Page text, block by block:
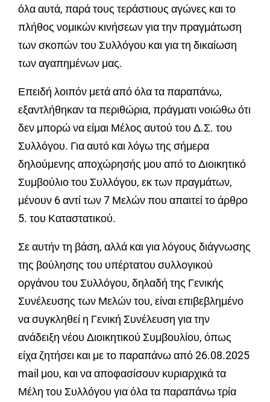
όλα αυτά, παρά τους τεράστιους αγώνες και το
πλήθος νομικών κινήσεων για την πραγμάτωση
των σκοπών του Συλλόγου και για τη δικαίωση
των αγαπημένων μας.
Επειδή λοιπόν μετά από όλα τα παραπάνω,
εξαντλήθηκαν τα περιθώρια, πράγματι νοιώθω ότι
δεν μπορώ να είμαι Μέλος αυτού του Δ.Σ. του
Συλλόγου. Για αυτό και λόγω της σήμερα
δηλούμενης αποχώρησής μου από το Διοικητικό
Συμβούλιο του Συλλόγου, εκ των πραγμάτων,
μένουν 6 αντί των 7 Μελών που απαιτεί το άρθρο
5. του Καταστατικού.
Σε αυτήν τη βάση, αλλά και για λόγους διάγνωσης
της βούλησης του υπέρτατου συλλογικού
οργάνου του Συλλόγου, δηλαδή της Γενικής
Συνέλευσης των Μελών του, είναι επιβεβλημένο
να συγκληθεί η Γενική Συνέλευση για την
ανάδειξη νέου Διοικητικού Συμβουλίου, όπως
είχα ζητήσει και με το παραπάνω από 26.08.2025
mail μου, και να αποφασίσουν κυριαρχικά τα
Μέλη του Συλλόγου για όλα τα παραπάνω τρία